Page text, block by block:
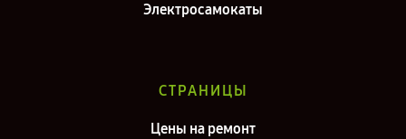
Электросамокаты
СТРАНИЦЫ
Цены на ремонт